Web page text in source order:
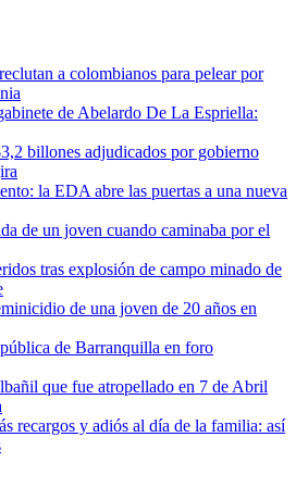
a colombianos para pelear por
de Abelardo De La Espriella:
billones adjudicados por gobierno
la EDA abre las puertas a una nueva
de un joven cuando caminaba por el
tras explosión de campo minado de
de una joven de 20 años en
de Barranquilla en foro
que fue atropellado en 7 de Abril
recargos y adiós al día de la familia: así